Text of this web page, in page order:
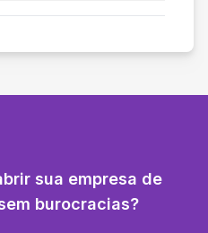
sua empresa de
burocracias?